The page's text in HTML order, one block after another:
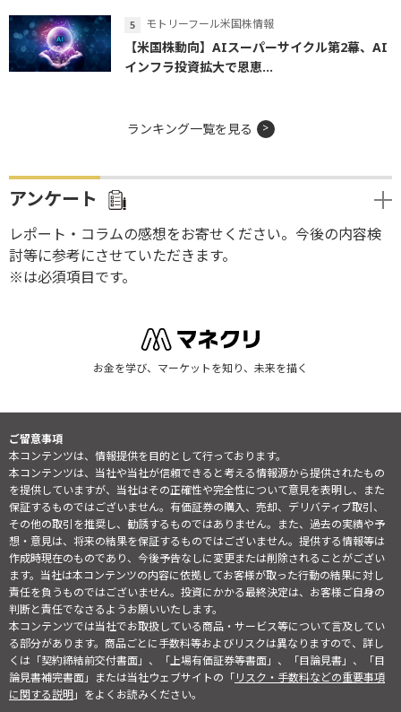
モトリーフール米国株情報
【米国株動向】AIスーパーサイクル第2幕、AI
インフラ投資拡大で恩恵...
ランキング一覧を見る
アンケート
レポート・コラムの感想をお寄せください。今後の内容検
討等に参考にさせていただきます。
※は必須項目です。
お金を学び、マーケットを知り、未来を描く
ご留意事項
本コンテンツは、情報提供を目的として行っております。
本コンテンツは、当社や当社が信頼できると考える情報源から提供されたもの
を提供していますが、当社はその正確性や完全性について意見を表明し、また
保証するものではございません。有価証券の購入、売却、デリバティブ取引、
その他の取引を推奨し、勧誘するものではありません。また、過去の実績や予
想・意見は、将来の結果を保証するものではございません。提供する情報等は
作成時現在のものであり、今後予告なしに変更または削除されることがござい
ます。当社は本コンテンツの内容に依拠してお客様が取った行動の結果に対し
責任を負うものではございません。投資にかかる最終決定は、お客様ご自身の
判断と責任でなさるようお願いいたします。
本コンテンツでは当社でお取扱している商品・サービス等について言及してい
る部分があります。商品ごとに手数料等およびリスクは異なりますので、詳し
くは「契約締結前交付書面」、「上場有価証券等書面」、「目論見書」、「目
論見書補完書面」または当社ウェブサイトの「リスク・手数料などの重要事項
に関する説明」をよくお読みください。